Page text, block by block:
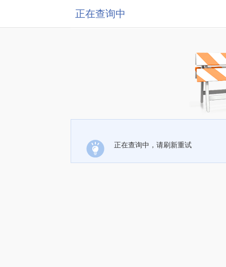
正在查询中
正在查询中，请刷新重试